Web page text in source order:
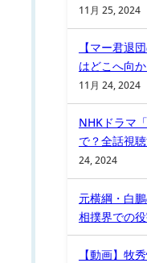
11月 25, 2024
【マー君退
はどこへ向
11月 24, 2024
NHKドラマ
で？全話視
24, 2024
元横綱・白
相撲界での
【動画】牧